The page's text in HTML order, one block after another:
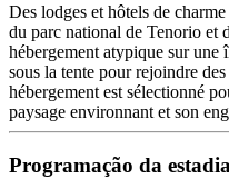
Des lodges et hôtels de
du parc national de Tenorio et
hébergement atypique sur
sous la tente pour rejoindre
hébergement est sélectionné
paysage environnant et son
Programação da